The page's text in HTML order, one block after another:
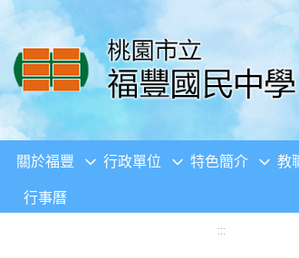
移至網頁之主要內容區位置
關於福豐 行政單位 特色簡介 教
行事曆
:::